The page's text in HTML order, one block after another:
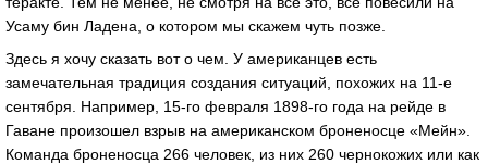
Усаму бин Ладена, о котором мы скажем чуть позже.
Здесь я хочу сказать вот о чем. У американцев есть
замечательная традиция создания ситуаций, похожих на 11-е
сентября. Например, 15-го февраля 1898-го года на рейде в
Гаване произошел взрыв на американском броненосце «Мейн».
Команда броненосца 266 человек, из них 260 чернокожих или как